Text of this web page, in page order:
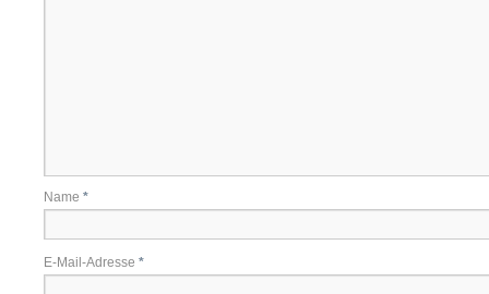
Name *
E-Mail-Adresse *